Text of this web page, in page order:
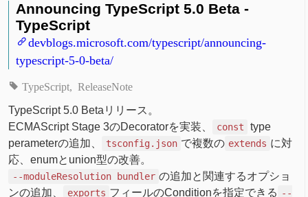
Announcing TypeScript 5.0 Beta -
TypeScript
devblogs.microsoft.com/typescript/announcing-
typescript-5-0-beta/
TypeScript ReleaseNote
TypeScript 5.0 Betaリリース。
ECMAScript Stage 3のDecoratorを実装、
const
type
perameterの追加、
tsconfig.json で複数の extends に対
応、enumとunion型の改善。
--moduleResolution bundler の追加と関連するオプショ
ンの追加、
exports フィールのConditionを指定できる --